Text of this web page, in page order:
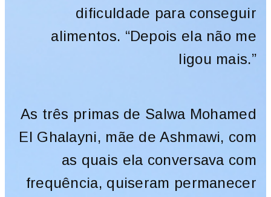
dificuldade para conseguir
alimentos. “Depois ela não me
ligou mais.”
As três primas de Salwa Mohamed
El Ghalayni, mãe de Ashmawi, com
as quais ela conversava com
frequência, quiseram permanecer